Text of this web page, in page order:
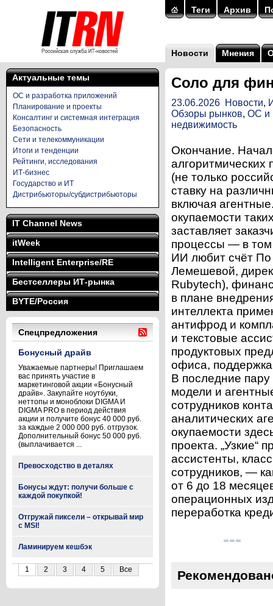
Теги Архив
Новости Мнения
Актуальные темы
ОС и разработка приложений
Планирование и проекты
Консалтинг и системная интеграция
Безопасность
Сети и телекоммуникации
Итоги и тенденции
Рейтинги, исследования
ИТ-бизнес
Государство и ИТ
Дистрибьюторы/субдистрибьюторы
IT Channel News
itWeek
Intelligent Enterprise/RE
Бестселлеры ИТ-рынка
BYTE/Россия
Спецпредложения
Бонусный драйв
Уважаемые партнеры! Приглашаем
вас принять участие в
маркетинговой акции «Бонусный
драйв». Закупайте ноутбуки,
неттопы и моноблоки DIGMA И
DIGMA PRO в период действия
акции и получите бонус 40 000 руб.
за каждые 2 000 000 руб. отгрузок.
Дополнительный бонус 50 000 руб.
(выплачивается ...
Превосходство в деталях
Бонусы ждут: получи больше с
каждой покупкой!
Отгружай пиксели – открывай мир
с MSI!
Ламинируем кешбэк
1 2 3 4 5 Все
Соло для
23.06.2026 Новости,
Обзоры рынков, ОС и
недвижимость
Окончание.
(не только
ставку на
включая
окупаемости
заставляет
процессы — в том
ИИ любит счёт
Лемешевой,
Rubytech),
в плане
интеллекта
антифрод и
и текстовые
продуктовых
офиса,
В последние
модели и
сотрудников
аналитических
окупаемости
проекта. „Узкие“
ассистенты,
сотрудников, —
от 6 до 18
операционных
переработка